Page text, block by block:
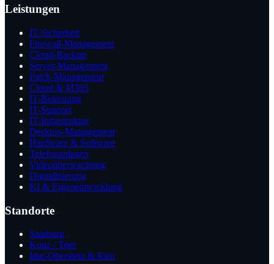
Leistungen
IT-Sicherheit
Firewall-Management
Cloud-Backup
Server-Management
Patch-Management
Cloud & M365
IT-Betreuung
IT-Support
IT-Infrastruktur
Desktop-Management
Hardware & Software
Telefonanlagen
Videoüberwachung
Digitalisierung
KI & Eigenentwicklung
Standorte
Saarburg
Konz / Trier
Idar-Oberstein & Kirn